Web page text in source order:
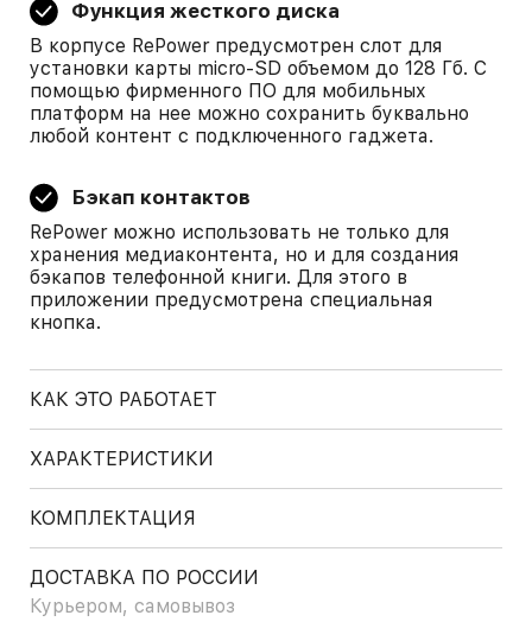
Функция жесткого диска
В корпусе RePower предусмотрен слот для
установки карты micro-SD объемом до 128 Гб. С
помощью фирменного ПО для мобильных
платформ на нее можно сохранить буквально
любой контент с подключенного гаджета.
Бэкап контактов
RePower можно использовать не только для
хранения медиаконтента, но и для создания
бэкапов телефонной книги. Для этого в
приложении предусмотрена специальная
кнопка.
КАК ЭТО РАБОТАЕТ
ХАРАКТЕРИСТИКИ
КОМПЛЕКТАЦИЯ
ДОСТАВКА ПО РОССИИ
Курьером, самовывоз